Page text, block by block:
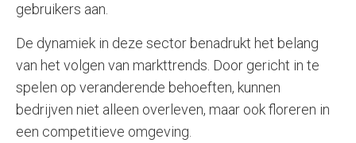
gebruikers aan.
De dynamiek in deze sector benadrukt het belang
van het volgen van markttrends. Door gericht in te
spelen op veranderende behoeften, kunnen
bedrijven niet alleen overleven, maar ook floreren in
een competitieve omgeving.